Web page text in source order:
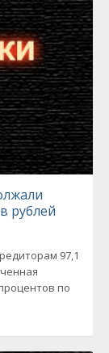
рублей
97,1
по